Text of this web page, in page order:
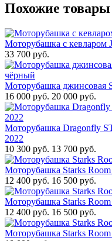
Похожие товары
Моторубашка с кевларом
33 700 руб.
Моторубашка джинсовая
16 000 руб. 20 000 руб.
Моторубашка Dragonfly
2022
10 300 руб. 13 700 руб.
Моторубашка Starks
12 400 руб. 16 500 руб.
Моторубашка Starks
12 400 руб. 16 500 руб.
Моторубашка Starks